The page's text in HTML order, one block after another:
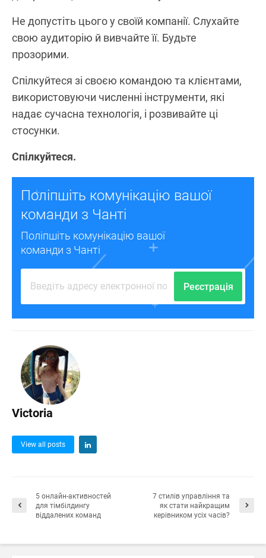
Не допустіть цього у своїй компанії. Слухайте
свою аудиторію й вивчайте її. Будьте
прозорими.
Спілкуйтеся зі своєю командою та клієнтами,
використовуючи численні інструменти, які
надає сучасна технологія, і розвивайте ці
стосунки.
Спілкуйтеся.
Поліпшіть комунікацію вашої
команди з Чанті
Поліпшіть комунікацію вашої
команди з Чанті
Реєстрація
Victoria
View all posts
5 онлайн-активностей
для тімбілдингу
віддалених команд
7 стилів управління та
як стати найкращим
керівником усіх часів?